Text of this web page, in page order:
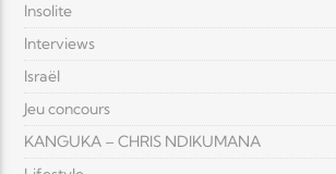
Insolite
Interviews
Israël
Jeu concours
KANGUKA – CHRIS NDIKUMANA